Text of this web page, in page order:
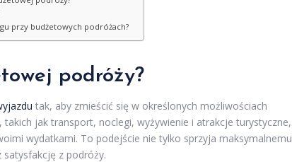
przy budżetowych podróżach?
podróży?
tak, aby zmieścić się w określonych możliwościach
jak transport, noclegi, wyżywienie i atrakcje turystyczne,
wydatkami. To podejście nie tylko sprzyja maksymalnemu
z podróży.